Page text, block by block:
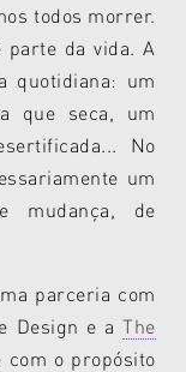
todos morrer.
da vida. A
quotidiana: um
que seca, um
No
um
mudança, de
parceria com
Design e aThe
com o propósito